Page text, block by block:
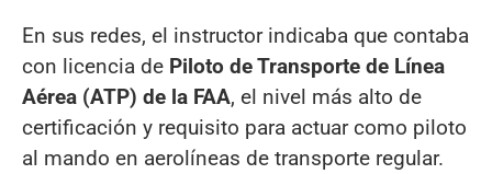
En sus redes, el instructor indicaba que contaba
con licencia de Piloto de Transporte de Línea
Aérea (ATP) de la FAA, el nivel más alto de
certificación y requisito para actuar como piloto
al mando en aerolíneas de transporte regular.